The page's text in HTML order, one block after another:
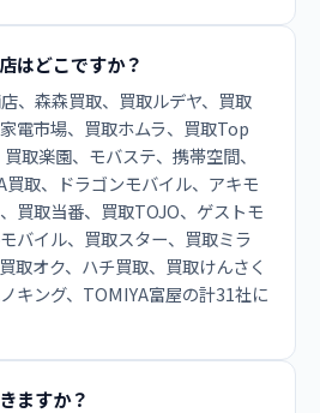
はどこですか？
、森森買取、買取ルデヤ、買取
電市場、買取ホムラ、買取Top
取楽園、モバステ、携帯空間、
買取、ドラゴンモバイル、アキモ
買取当番、買取TOJO、ゲストモ
バイル、買取スター、買取ミラ
取オク、ハチ買取、買取けんさく
キング、TOMIYA富屋の計31社に
ますか？